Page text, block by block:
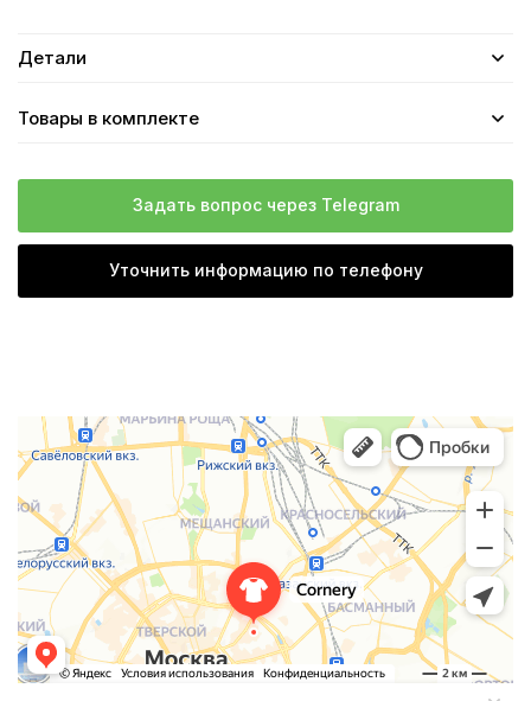
Детали
Товары в комплекте
Задать вопрос через Telegram
Уточнить информацию по телефону